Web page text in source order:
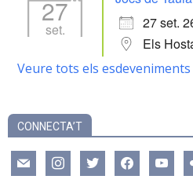
27
set.
27 set.
Els
Veure tots els esdeveniments
CONNECTA’T
mail instagramtwitter facebookyoutube